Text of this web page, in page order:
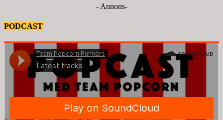
- Annons-
PODCAST